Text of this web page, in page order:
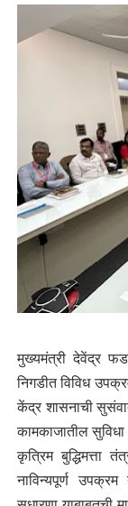
मुख्यमंत्री देवेंद्र
निगडीत विविध
केंद्र शासनाची
कामकाजातील सुविधा
कृत्रिम बुद्धिमत्ता
नाविन्यपूर्ण